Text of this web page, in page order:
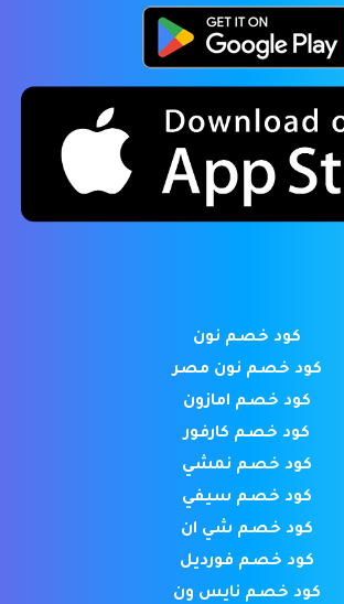
كود خصم نون
كود خصم نون مصر
كود خصم امازون
كود خصم كارفور
كود خصم نمشي
كود خصم سيفي
كود خصم شي ان
كود خصم فورديل
كود خصم نايس ون